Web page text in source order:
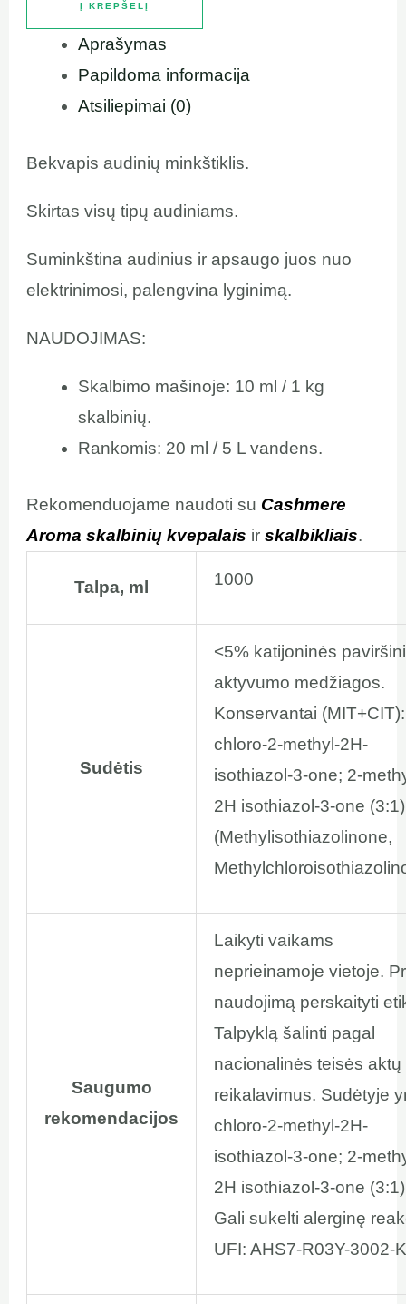
Į KREPŠELĮ
Aprašymas
Papildoma informacija
Atsiliepimai (0)
Bekvapis audinių minkštiklis.
Skirtas visų tipų audiniams.
Suminkština audinius ir apsaugo juos nuo
elektrinimosi, palengvina lyginimą.
NAUDOJIMAS:
Skalbimo mašinoje: 10 ml / 1 kg
skalbinių.
Rankomis: 20 ml / 5 L vandens.
Rekomenduojame naudoti su Cashmere
Aroma skalbinių kvepalais irskalbikliais.
Talpa, ml 1000
Sudėtis
<5% katijoninės
aktyvumo medžiagos.
Konservantai
chloro-2-methyl-2H-
isothiazol-3-one; 2-
2H isothiazol-3-one (3:1)
(Methylisothiazolinone,
Saugumo
rekomendacijos
Laikyti vaikams
neprieinamoje vietoje.
naudojimą perskaityti
Talpyklą šalinti pagal
nacionalinės teisės aktų
reikalavimus. Sudėtyje
chloro-2-methyl-2H-
isothiazol-3-one; 2-
2H isothiazol-3-one
Gali sukelti alerginę
UFI: AHS7-R03Y-3002-